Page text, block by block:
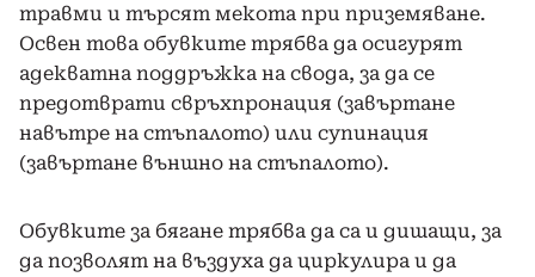
травми и търсят мекота при приземяване.
Освен това обувките трябва да осигурят
адекватна поддръжка на свода, за да се
предотврати свръхпронация (завъртане
навътре на стъпалото) или супинация
(завъртане външно на стъпалото).
Обувките за бягане трябва да са и дишащи, за
да позволят на въздуха да циркулира и да